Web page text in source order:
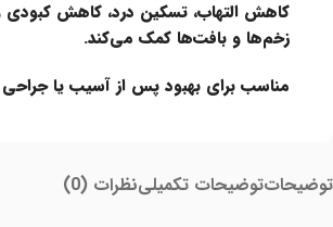
کاهش التهاب، تسکین درد، کاهش کبودی
زخم‌ها و بافت‌ها کمک می‌کند.
مناسب برای بهبود پس از آسیب یا
توضیحاتتوضیحات تکمیلینظرات (0)